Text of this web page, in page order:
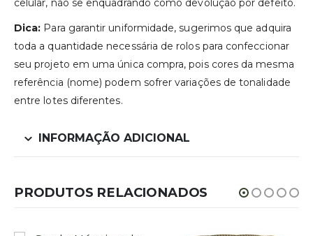
celular, não se enquadrando como devolução por defeito.
Dica: Para garantir uniformidade, sugerimos que adquira
toda a quantidade necessária de rolos para confeccionar
seu projeto em uma única compra, pois cores da mesma
referência (nome) podem sofrer variações de tonalidade
entre lotes diferentes.
INFORMAÇÃO ADICIONAL
PRODUTOS RELACIONADOS